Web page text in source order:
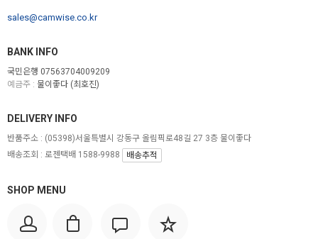
sales@camwise.co.kr
BANK INFO
국민은행 07563704009209
예금주 : 물이좋다 (최호진)
SHOP MENU
DELIVERY INFO
반품주소 : (05398)서울특별시 강동구 올림픽로48길 27 3층 물이좋다
배송조회 : 로젠택배 1588-9988
배송추적